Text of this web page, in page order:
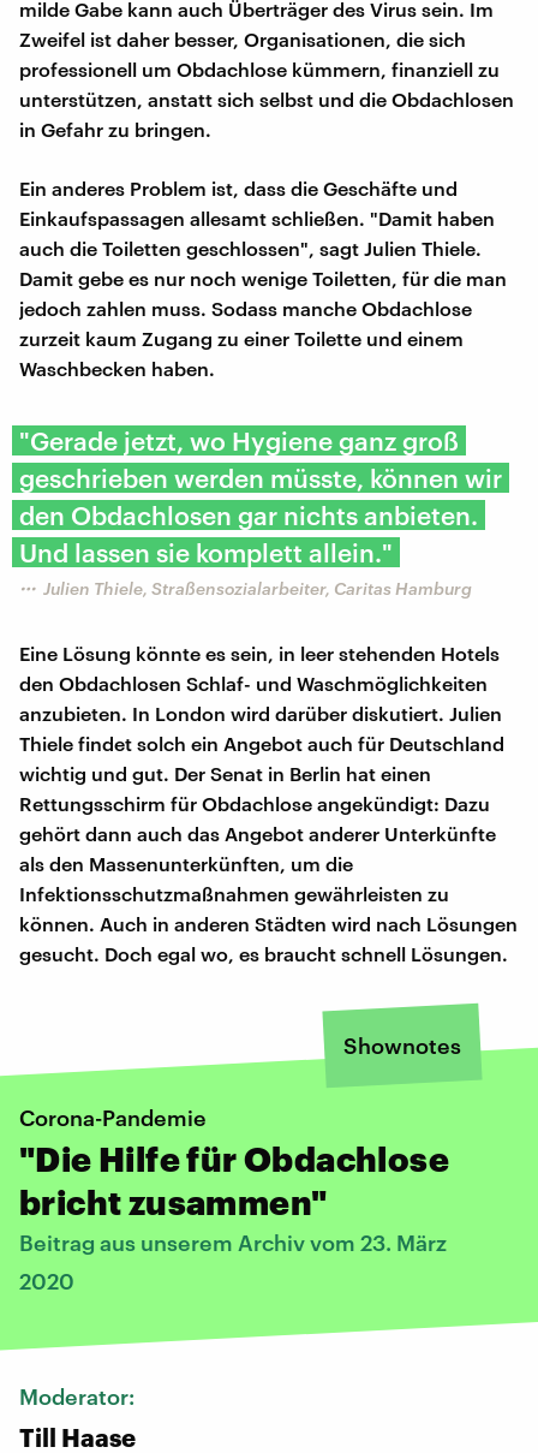
milde Gabe kann auch Überträger des Virus sein. Im
Zweifel ist daher besser, Organisationen, die sich
professionell um Obdachlose kümmern, finanziell zu
unterstützen, anstatt sich selbst und die Obdachlosen
in Gefahr zu bringen.
Ein anderes Problem ist, dass die Geschäfte und
Einkaufspassagen allesamt schließen. "Damit haben
auch die Toiletten geschlossen", sagt Julien Thiele.
Damit gebe es nur noch wenige Toiletten, für die man
jedoch zahlen muss. Sodass manche Obdachlose
zurzeit kaum Zugang zu einer Toilette und einem
Waschbecken haben.
"Gerade jetzt, wo Hygiene ganz groß
geschrieben werden müsste, können wir
den Obdachlosen gar nichts anbieten.
Und lassen sie komplett allein."
Julien Thiele, Straßensozialarbeiter, Caritas Hamburg
Eine Lösung könnte es sein, in leer stehenden Hotels
den Obdachlosen Schlaf- und Waschmöglichkeiten
anzubieten. In London wird darüber diskutiert. Julien
Thiele findet solch ein Angebot auch für Deutschland
wichtig und gut. Der Senat in Berlin hat einen
Rettungsschirm für Obdachlose angekündigt: Dazu
gehört dann auch das Angebot anderer Unterkünfte
als den Massenunterkünften, um die
Infektionsschutzmaßnahmen gewährleisten zu
können. Auch in anderen Städten wird nach Lösungen
gesucht. Doch egal wo, es braucht schnell Lösungen.
Shownotes
Corona-Pandemie
"Die Hilfe für Obdachlose
bricht zusammen"
Beitrag aus unserem Archiv vom 23. März
2020
Moderator:
Till Haase